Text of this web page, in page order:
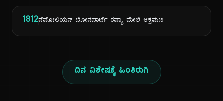
1812ನೆಪೋಲಿಯನ್ ಬೋನಪಾರ್ಟೆ ರಷ್ಯಾ ಮೇಲೆ ಆಕ್ರಮಣ
ದಿನ ವಿಶೇಷಕ್ಕೆ ಹಿಂತಿರುಗಿ